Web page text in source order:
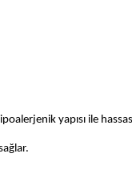
yapısı ile